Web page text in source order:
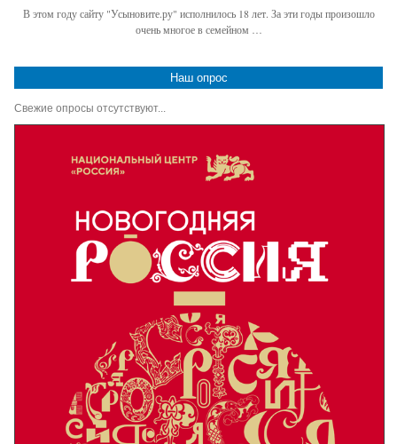
В этом году сайту "Усыновите.ру" исполнилось 18 лет. За эти годы произошло
очень многое в семейном …
Наш опрос
Свежие опросы отсутствуют...